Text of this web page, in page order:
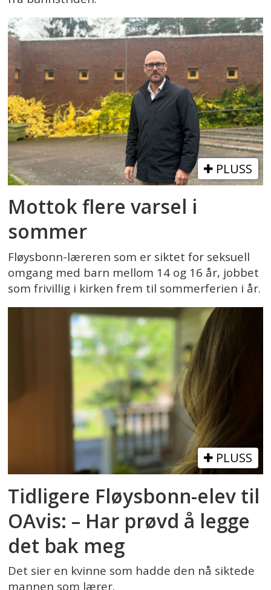
PLUSS
Mottok flere varsel i
sommer
Fløysbonn-læreren som er siktet for seksuell
omgang med barn mellom 14 og 16 år, jobbet
som frivillig i kirken frem til sommerferien i år.
PLUSS
Tidligere Fløysbonn-elev til
OAvis: – Har prøvd å legge
det bak meg
Det sier en kvinne som hadde den nå siktede
mannen som lærer.